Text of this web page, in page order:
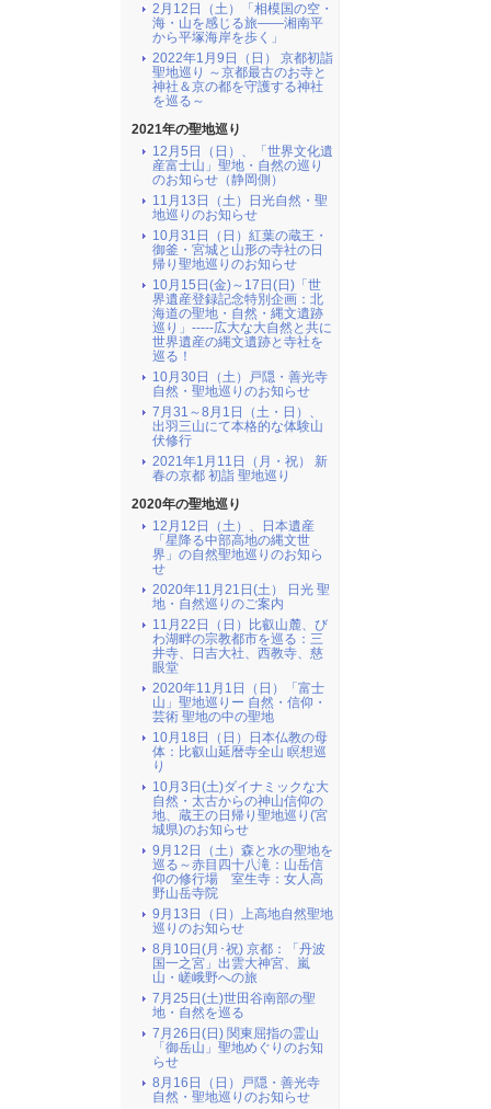
2月12日（土）「相模国の空・
海・山を感じる旅――湘南平
から平塚海岸を歩く」
2022年1月9日（日） 京都初詣
聖地巡り ～京都最古のお寺と
神社＆京の都を守護する神社
を巡る～
2021年の聖地巡り
12月5日（日）、「世界文化遺
産富士山」聖地・自然の巡り
のお知らせ（静岡側）
11月13日（土）日光自然・聖
地巡りのお知らせ
10月31日（日）紅葉の蔵王・
御釜・宮城と山形の寺社の日
帰り聖地巡りのお知らせ
10月15日(金)～17日(日)「世
界遺産登録記念特別企画：北
海道の聖地・自然・縄文遺跡
巡り」-----広大な大自然と共に
世界遺産の縄文遺跡と寺社を
巡る！
10月30日（土）戸隠・善光寺
自然・聖地巡りのお知らせ
7月31～8月1日（土・日）、
出羽三山にて本格的な体験山
伏修行
2021年1月11日（月・祝） 新
春の京都 初詣 聖地巡り
2020年の聖地巡り
12月12日（土）、日本遺産
「星降る中部高地の縄文世
界」の自然聖地巡りのお知ら
せ
2020年11月21日(土） 日光 聖
地・自然巡りのご案内
11月22日（日）比叡山麓、び
わ湖畔の宗教都市を巡る：三
井寺、日吉大社、西教寺、慈
眼堂
2020年11月1日（日）「富士
山」聖地巡りー 自然・信仰・
芸術 聖地の中の聖地
10月18日（日）日本仏教の母
体：比叡山延暦寺全山 瞑想巡
り
10月3日(土)ダイナミックな大
自然・太古からの神山信仰の
地、蔵王の日帰り聖地巡り(宮
城県)のお知らせ
9月12日（土）森と水の聖地を
巡る～赤目四十八滝：山岳信
仰の修行場 室生寺：女人高
野山岳寺院
9月13日（日）上高地自然聖地
巡りのお知らせ
8月10日(月･祝) 京都：「丹波
国一之宮」出雲大神宮、嵐
山・嵯峨野への旅
7月25日(土)世田谷南部の聖
地・自然を巡る
7月26日(日) 関東屈指の霊山
「御岳山」聖地めぐりのお知
らせ
8月16日（日）戸隠・善光寺
自然・聖地巡りのお知らせ